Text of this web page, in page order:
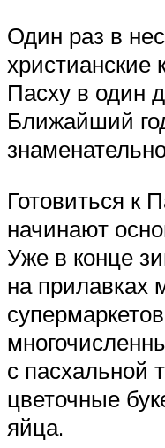
Один раз в
христианские
Пасху в один
Ближайший
Готовиться к
начинают
Уже в конце
на прилавках
с пасхальной
цветочные
яйца.